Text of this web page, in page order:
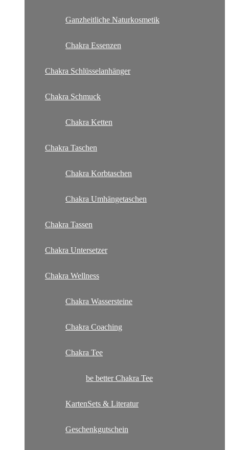
Ganzheitliche Naturkosmetik
Chakra Essenzen
Chakra Schlüsselanhänger
Chakra Schmuck
Chakra Ketten
Chakra Taschen
Chakra Korbtaschen
Chakra Umhängetaschen
Chakra Tassen
Chakra Untersetzer
Chakra Wellness
Chakra Wassersteine
Chakra Coaching
Chakra Tee
be better Chakra Tee
KartenSets & Literatur
Geschenkgutschein